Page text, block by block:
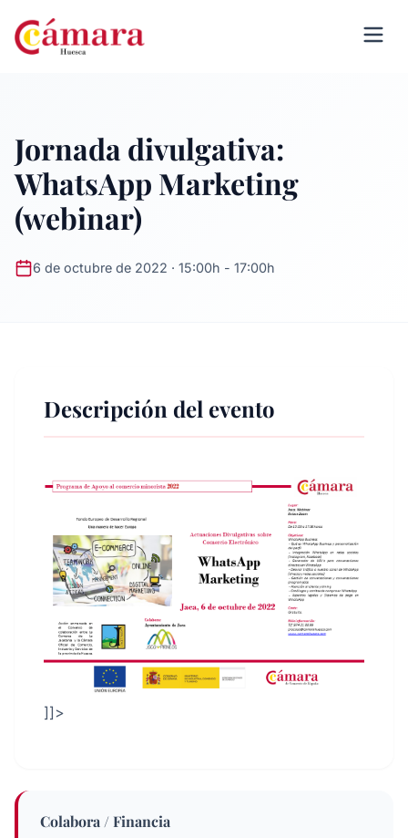
Jornada divulgativa:
WhatsApp Marketing
(webinar)
6 de octubre de 2022 · 15:00h - 17:00h
Descripción del evento
]]>
Colabora / Financia